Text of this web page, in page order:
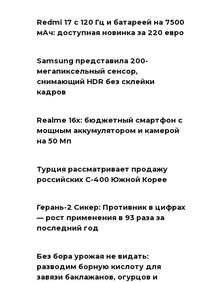
Redmi 17 с 120 Гц и батареей на 7500
мАч: доступная новинка за 220 евро
Samsung представила 200-
мегапиксельный сенсор,
снимающий HDR без склейки
кадров
Realme 16x: бюджетный смартфон с
мощным аккумулятором и камерой
на 50 Мп
Турция рассматривает продажу
российских С-400 Южной Корее
Герань-2 Сикер: Противник в цифрах
— рост применения в 93 раза за
последний год
Без бора урожая не видать:
разводим борную кислоту для
завязи баклажанов, огурцов и